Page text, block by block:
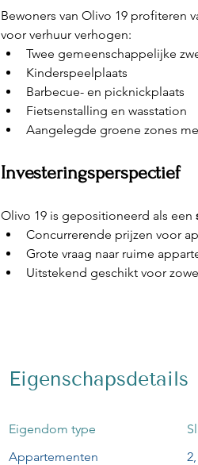
Bewoners van Olivo 19 profiteren
voor verhuur verhogen:
Twee gemeenschappelijke
Kinderspeelplaats
Barbecue- en picknickplaats
Fietsenstalling en wasstation
Aangelegde groene zones
Investeringsperspectief
Olivo 19 is gepositioneerd als een
Concurrerende prijzen voor
Grote vraag naar ruime
Uitstekend geschikt voor
Eigenschapsdetails
Eigendom type
Appartementen